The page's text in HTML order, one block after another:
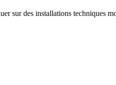
sur des installations techniques